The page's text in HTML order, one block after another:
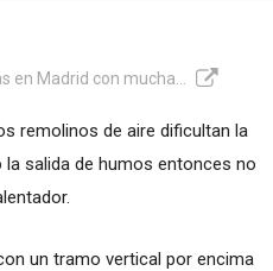
en Madrid con mucha...
remolinos de aire dificultan la
salida de humos entonces no
un tramo vertical por encima